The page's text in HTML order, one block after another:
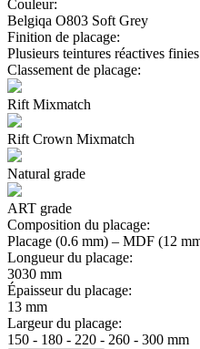
Couleur:
Belgiqa O803 Soft Grey
Finition de placage:
Plusieurs teintures réactives
Classement de placage:
Rift Mixmatch
Rift Crown Mixmatch
Natural grade
ART grade
Composition du placage:
Placage (0.6 mm) – MDF (12
Longueur du placage:
3030 mm
Épaisseur du placage:
13 mm
Largeur du placage:
150 - 180 - 220 - 260 - 300 mm